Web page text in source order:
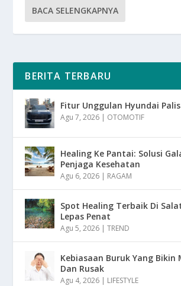
BACA SELENGKAPNYA
BERITA TERBARU
Fitur Unggulan Hyundai
Agu 7, 2026 | OTOMOTIF
Healing Ke Pantai: Solusi
Penjaga Kesehatan
Agu 6, 2026 | RAGAM
Spot Healing Terbaik Di
Lepas Penat
Agu 5, 2026 |TREND
Kebiasaan Buruk Yang Bikin
Dan Rusak
Agu 4, 2026 | LIFESTYLE